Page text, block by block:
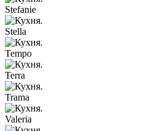
Stefanie
Stella
Tempo
Terra
Trama
Valeria